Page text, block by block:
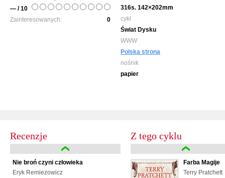
— / 10
0
Zainteresowanych:
316s. 142×202mm
cykl
Świat Dysku
WWW
Polska strona
nośnik
papier
Recenzje
Nie broń czyni człowieka
Eryk Remiezowicz
Z tego cyklu
Farba Magije
Terry Pratchett